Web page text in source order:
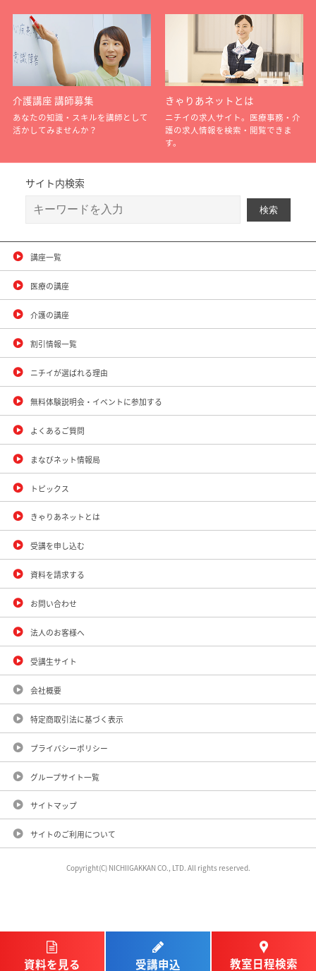
介護講座 講師募集
あなたの知識・スキルを講師として
活かしてみませんか？
きゃりあネットとは
ニチイの求人サイト。医療事務・介
護の求人情報を検索・閲覧できま
す。
サイト内検索
講座一覧
医療の講座
介護の講座
割引情報一覧
ニチイが選ばれる理由
無料体験説明会・イベントに参加する
よくあるご質問
まなびネット情報局
トピックス
きゃりあネットとは
受講を申し込む
資料を請求する
お問い合わせ
法人のお客様へ
受講生サイト
会社概要
特定商取引法に基づく表示
プライバシーポリシー
グループサイト一覧
サイトマップ
サイトのご利用について
Copyright(C) NICHIIGAKKAN CO., LTD. All rights reserved.
資料を見る 受講申込 教室日程検索